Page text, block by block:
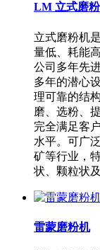
LM 立式磨
立式磨粉机
量低、耗能
公司多年先
多年的潜心
理可靠的结
磨、选粉、
完全满足客
水平。可广
矿等行业，
状、颗粒状
雷蒙磨粉机